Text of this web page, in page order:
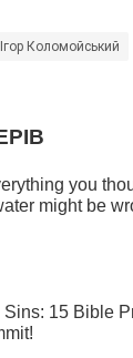
Ігор Коломойський